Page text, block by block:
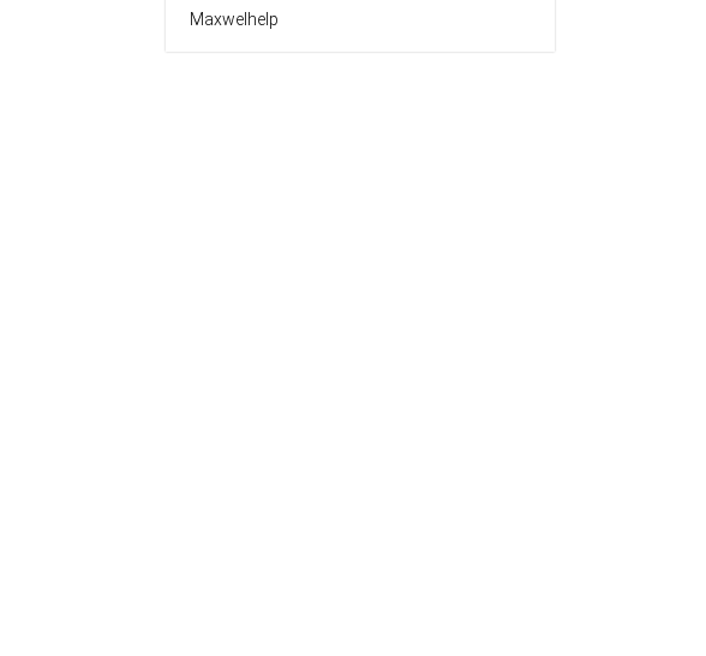
Maxwelhelp